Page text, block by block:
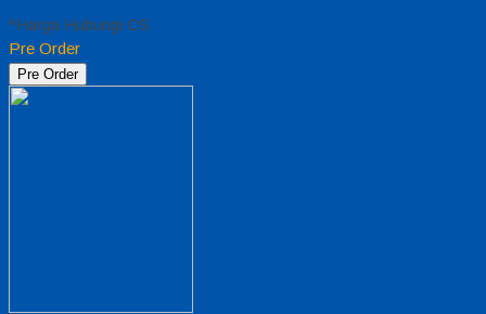
*Harga Hubungi CS
Pre Order
Pre Order